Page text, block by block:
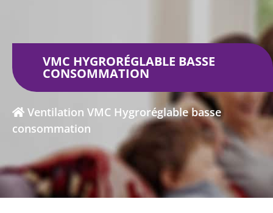
VMC HYGRORÉGLABLE BASSE
CONSOMMATION
Ventilation VMC Hygroréglable basse
consommation